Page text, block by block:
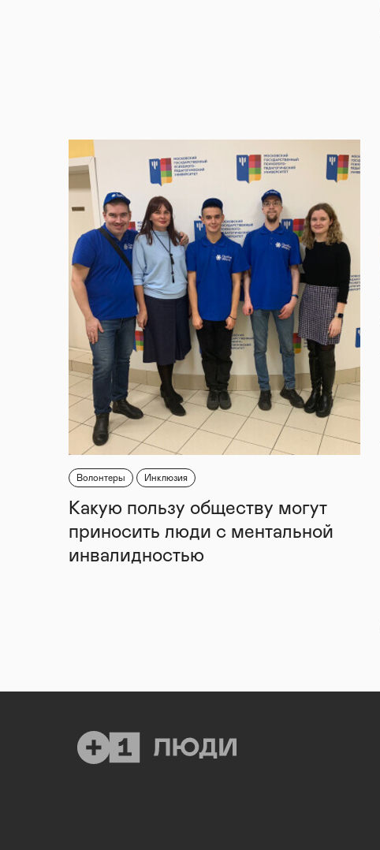
Волонтеры Инклюзия
Какую пользу обществу могут
приносить люди с ментальной
инвалидностью